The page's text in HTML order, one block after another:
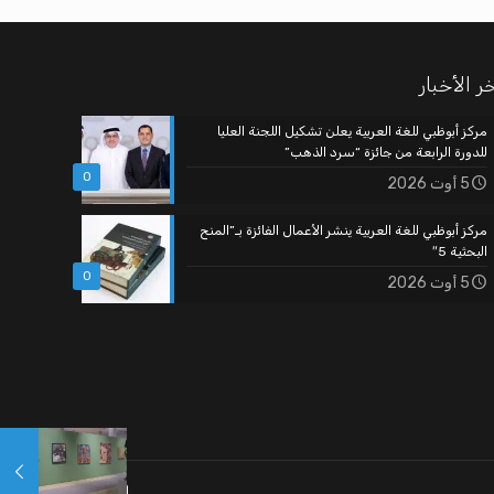
الأخبار
0
مركز أبوظبي للغة العربية يعلن تشكيل اللجنة العليا
للدورة الرابعة من جائزة “سرد الذهب”
5 أوت 2026
0
مركز أبوظبي للغة العربية ينشر الأعمال الفائزة بـ”المنح
البحثية 5″
5 أوت 2026